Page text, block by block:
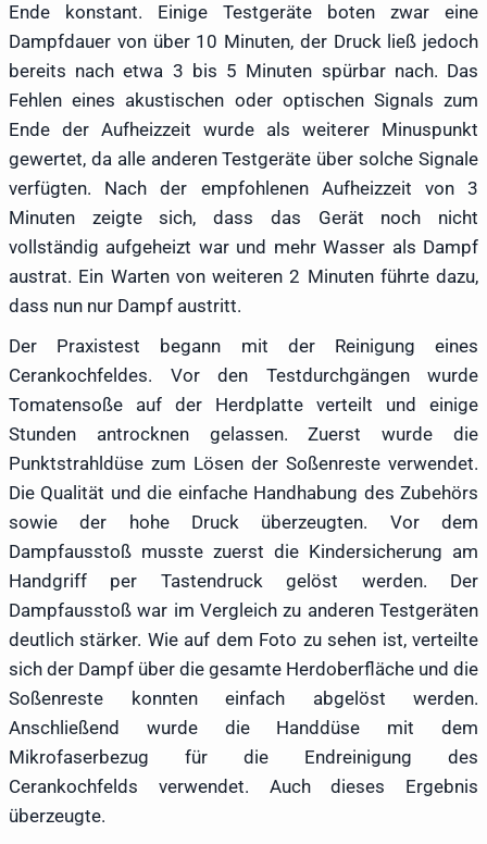
Ende konstant. Einige Testgeräte boten zwar eine
Dampfdauer von über 10 Minuten, der Druck ließ jedoch
bereits nach etwa 3 bis 5 Minuten spürbar nach. Das
Fehlen eines akustischen oder optischen Signals zum
Ende der Aufheizzeit wurde als weiterer Minuspunkt
gewertet, da alle anderen Testgeräte über solche Signale
verfügten. Nach der empfohlenen Aufheizzeit von 3
Minuten zeigte sich, dass das Gerät noch nicht
vollständig aufgeheizt war und mehr Wasser als Dampf
austrat. Ein Warten von weiteren 2 Minuten führte dazu,
dass nun nur Dampf austritt.
Der Praxistest begann mit der Reinigung eines
Cerankochfeldes. Vor den Testdurchgängen wurde
Tomatensoße auf der Herdplatte verteilt und einige
Stunden antrocknen gelassen. Zuerst wurde die
Punktstrahldüse zum Lösen der Soßenreste verwendet.
Die Qualität und die einfache Handhabung des Zubehörs
sowie der hohe Druck überzeugten. Vor dem
Dampfausstoß musste zuerst die Kindersicherung am
Handgriff per Tastendruck gelöst werden. Der
Dampfausstoß war im Vergleich zu anderen Testgeräten
deutlich stärker. Wie auf dem Foto zu sehen ist, verteilte
sich der Dampf über die gesamte Herdoberfläche und die
Soßenreste konnten einfach abgelöst werden.
Anschließend wurde die Handdüse mit dem
Mikrofaserbezug für die Endreinigung des
Cerankochfelds verwendet. Auch dieses Ergebnis
überzeugte.